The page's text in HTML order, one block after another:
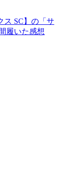
ス SC】の「サ
履いた感想